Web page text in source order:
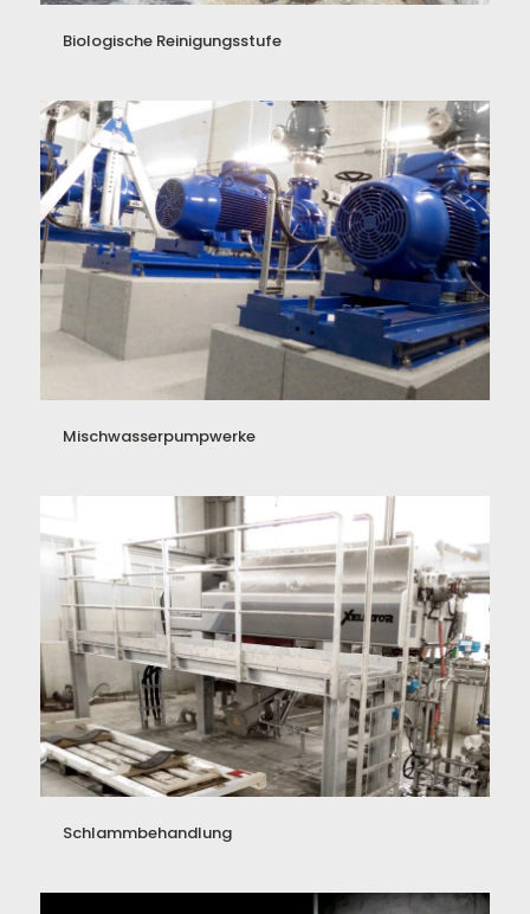
Biologische Reinigungsstufe
Mischwasserpumpwerke
Schlammbehandlung